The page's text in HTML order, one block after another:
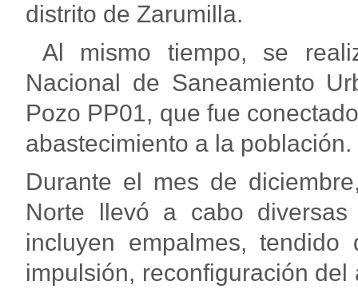
distrito de Zarumilla.
Al mismo tiempo, se
Nacional de Saneamiento
Pozo PP01, que fue
abastecimiento a la población.
Durante el mes de
Norte llevó a cabo
incluyen empalmes,
impulsión, reconfiguración